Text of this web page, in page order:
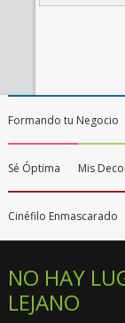
Formando tu Negocio
Sé Óptima Mis
Cinéfilo Enmascarado
NO HAY
LEJANO